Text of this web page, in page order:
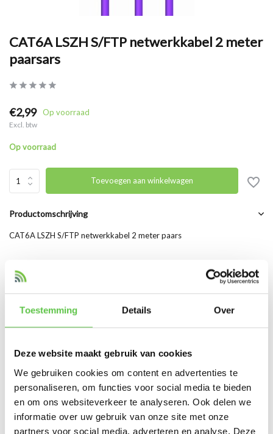
Toestemming Details Over
Deze website maakt gebruik van cookies
We gebruiken cookies om content en advertenties te
personaliseren, om functies voor social media te bieden
en om ons websiteverkeer te analyseren. Ook delen we
informatie over uw gebruik van onze site met onze
partners voor social media, adverteren en analyse. Deze
CAT6A LSZH S/FTP netwerkkabel 2 meter
paarsars
€2,99 Op voorraad
Excl. btw
Op voorraad
Toevoegen aan winkelwagen
Productomschrijving
CAT6A LSZH S/FTP netwerkkabel 2 meter paars
Productspecificaties
Artikelnummer PP6A-LSZHCU-V-2M
EAN PP6A-LSZHCU-V-2M
Vergelijk Delen